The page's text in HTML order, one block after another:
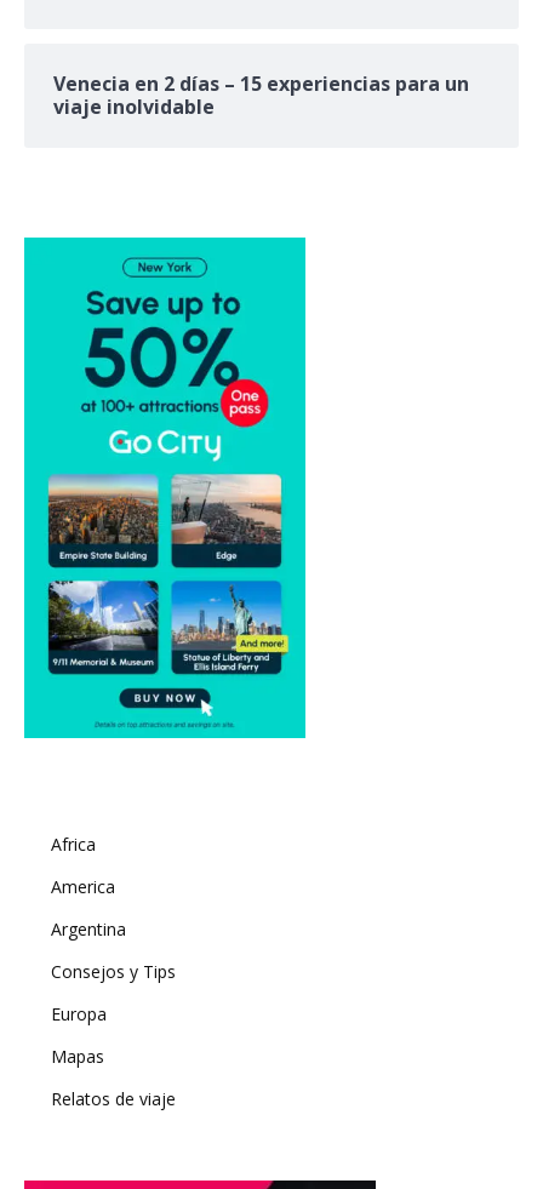
Venecia en 2 días – 15 experiencias para un
viaje inolvidable
Africa
America
Argentina
Consejos y Tips
Europa
Mapas
Relatos de viaje